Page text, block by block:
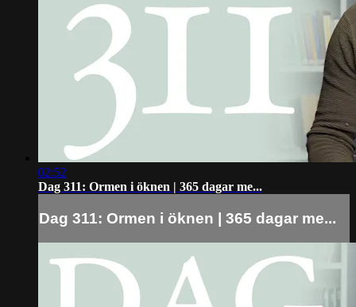
02:52
Dag 311: Ormen i öknen | 365 dagar me...
Dag 311: Ormen i öknen | 365 dagar me...